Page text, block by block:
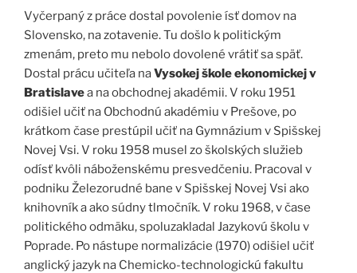
Vyčerpaný z práce dostal povolenie ísť domov na
Slovensko, na zotavenie. Tu došlo k politickým
zmenám, preto mu nebolo dovolené vrátiť sa späť.
Dostal prácu učiteľa naVysokej škole ekonomickej v
Bratislavea na obchodnej akadémii. V roku 1951
odišiel učiť na Obchodnú akadémiu v Prešove, po
krátkom čase prestúpil učiť na Gymnázium v Spišskej
Novej Vsi. V roku 1958 musel zo školských služieb
odísť kvôli náboženskému presvedčeniu. Pracoval v
podniku Železorudné bane v Spišskej Novej Vsi ako
knihovník a ako súdny tlmočník. V roku 1968, v čase
politického odmäku, spoluzakladal Jazykovú školu v
Poprade. Po nástupe normalizácie (1970) odišiel učiť
anglický jazyk na Chemicko-technologickú fakultu